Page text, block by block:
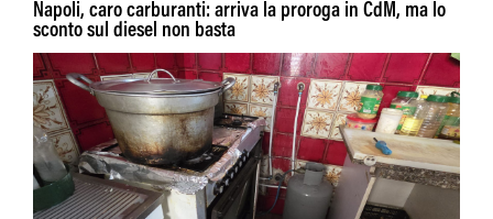
Napoli, caro carburanti: arriva la proroga in CdM, ma lo
sconto sul diesel non basta